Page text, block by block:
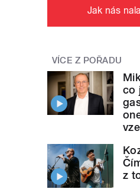
Jak nás
VÍCE Z POŘADU
co
z